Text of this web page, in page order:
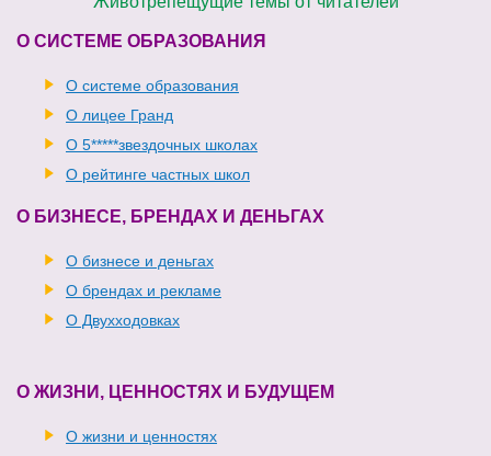
О СИСТЕМЕ ОБРАЗОВАНИЯ
О системе образования
О лицее Гранд
О 5*****звездочных школах
О рейтинге частных школ
О БИЗНЕСЕ, БРЕНДАХ И ДЕНЬГАХ
О бизнесе и деньгах
О брендах и рекламе
О Двухходовках
О ЖИЗНИ, ЦЕННОСТЯХ И БУДУЩЕМ
О жизни и ценностях